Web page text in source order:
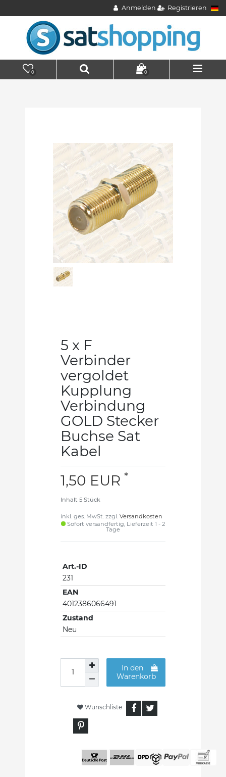
Anmelden Registrieren
0 0
5 x F
Verbinder
vergoldet
Kupplung
Verbindung
GOLD Stecker
Buchse Sat
Kabel
1,50 EUR *
Inhalt 5 Stück
inkl. ges. MwSt. zzgl. Versandkosten
Sofort versandfertig, Lieferzeit 1 - 2
Tage
Art.-ID
231
EAN
4012386066491
Zustand
Neu
In den
Warenkorb
Wunschliste